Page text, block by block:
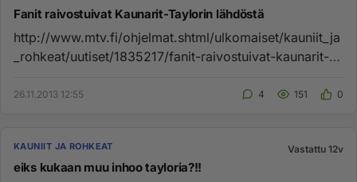
Fanit raivostuivat Kaunarit-Taylorin lähdöstä
http://www.mtv.fi/ohjelmat.shtml/ulkomaiset/kauniit_ja
_rohkeat/uutiset/1835217/fanit-raivostuivat-kaunarit-
26.11.2013 12:55 4 151 0
KAUNIIT JA ROHKEAT Vastattu 12v
eiks kukaan muu inhoo tayloria?!!